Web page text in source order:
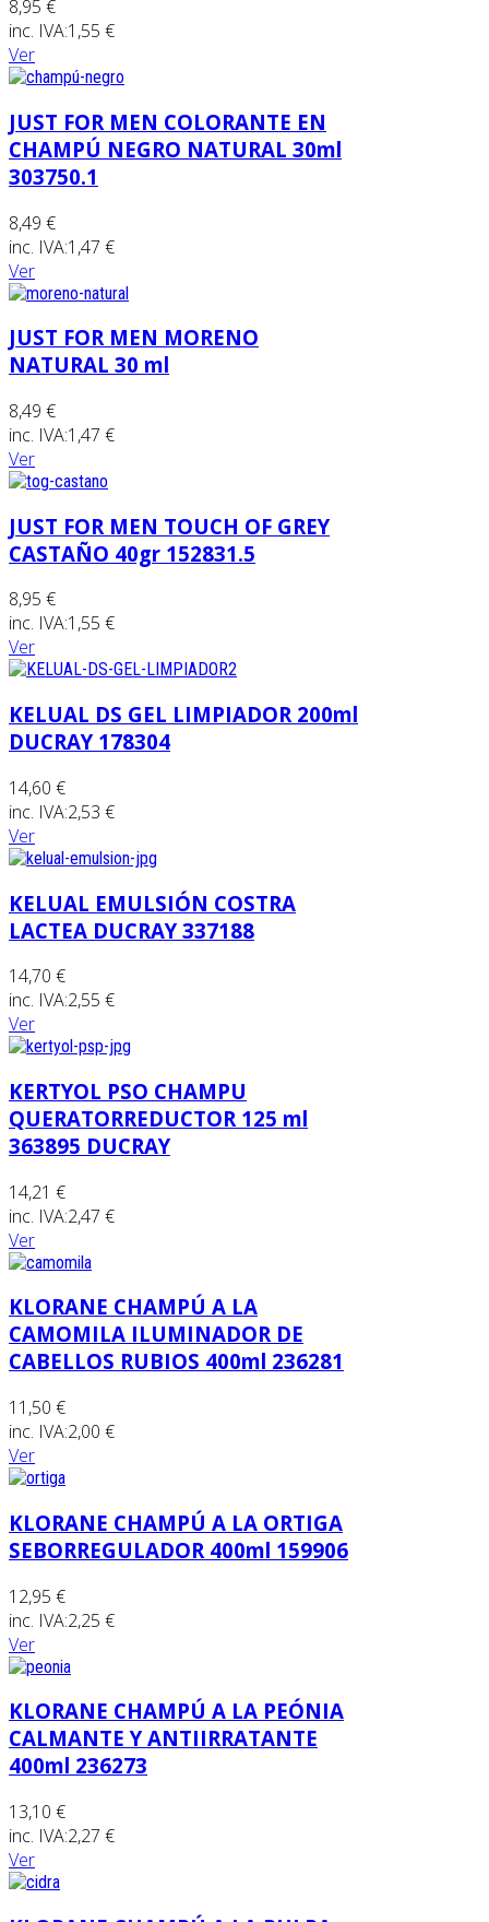
8,95 €
inc. IVA:1,55 €
Ver
JUST FOR MEN COLORANTE EN
CHAMPÚ NEGRO NATURAL 30ml
303750.1
8,49 €
inc. IVA:1,47 €
Ver
JUST FOR MEN MORENO
NATURAL 30 ml
8,49 €
inc. IVA:1,47 €
Ver
JUST FOR MEN TOUCH OF GREY
CASTAÑO 40gr 152831.5
8,95 €
inc. IVA:1,55 €
Ver
KELUAL DS GEL LIMPIADOR 200ml
DUCRAY 178304
14,60 €
inc. IVA:2,53 €
Ver
KELUAL EMULSIÓN COSTRA
LACTEA DUCRAY 337188
14,70 €
inc. IVA:2,55 €
Ver
KERTYOL PSO CHAMPU
QUERATORREDUCTOR 125 ml
363895 DUCRAY
14,21 €
inc. IVA:2,47 €
Ver
KLORANE CHAMPÚ A LA
CAMOMILA ILUMINADOR DE
CABELLOS RUBIOS 400ml 236281
11,50 €
inc. IVA:2,00 €
Ver
KLORANE CHAMPÚ A LA ORTIGA
SEBORREGULADOR 400ml 159906
12,95 €
inc. IVA:2,25 €
Ver
KLORANE CHAMPÚ A LA PEÓNIA
CALMANTE Y ANTIIRRATANTE
400ml 236273
13,10 €
inc. IVA:2,27 €
Ver